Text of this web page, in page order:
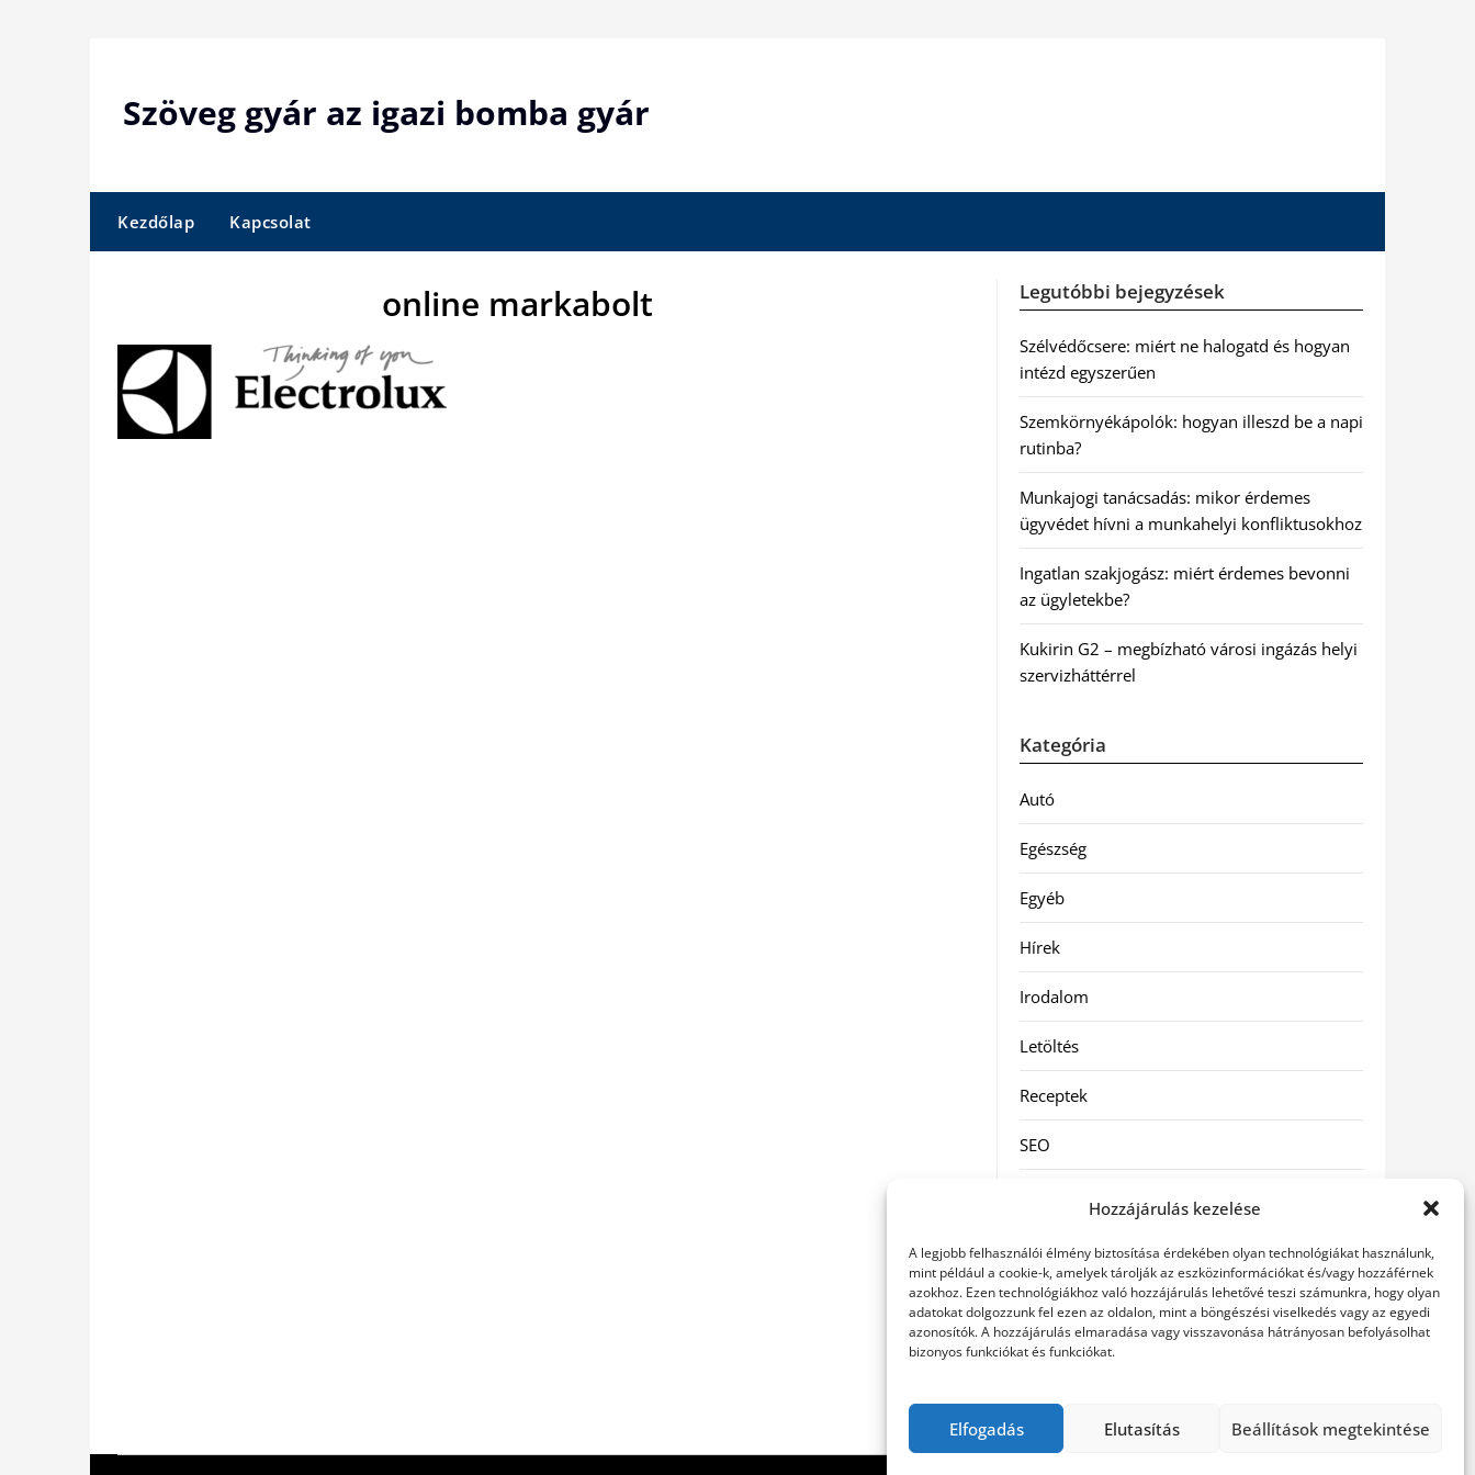
Hozzájárulás kezelése
A legjobb felhasználói élmény biztosítása érdekében olyan technológiákat használunk,
mint például a cookie-k, amelyek tárolják az eszközinformációkat és/vagy hozzáférnek
azokhoz. Ezen technológiákhoz való hozzájárulás lehetővé teszi számunkra, hogy olyan
adatokat dolgozzunk fel ezen az oldalon, mint a böngészési viselkedés vagy az egyedi
azonosítók. A hozzájárulás elmaradása vagy visszavonása hátrányosan befolyásolhat
bizonyos funkciókat és funkciókat.
Elfogadás Elutasítás Beállítások megtekintése
Szöveg gyár az igazi bomba gyár
Kezdőlap Kapcsolat
online markabolt Legutóbbi bejegyzések
Szélvédőcsere: miért ne halogatd és hogyan
intézd egyszerűen
Szemkörnyékápolók: hogyan illeszd be a napi
rutinba?
Munkajogi tanácsadás: mikor érdemes
ügyvédet hívni a munkahelyi konfliktusokhoz
Ingatlan szakjogász: miért érdemes bevonni
az ügyletekbe?
Kukirin G2 – megbízható városi ingázás helyi
szervizháttérrel
Kategória
Autó
Egészség
Egyéb
Hírek
Irodalom
Letöltés
Receptek
SEO
Szórakozás
Táskák
Vásárlás-Eladás